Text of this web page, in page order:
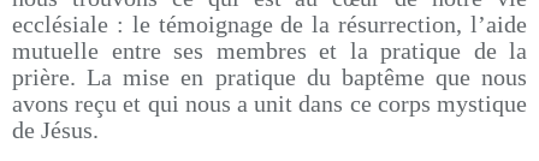
ecclésiale : le témoignage de la résurrection, l’aide
mutuelle entre ses membres et la pratique de la
prière. La mise en pratique du baptême que nous
avons reçu et qui nous a unit dans ce corps mystique
de Jésus.